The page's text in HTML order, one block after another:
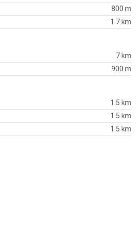
800 m
1.7 km
7 km
900 m
1.5 km
1.5 km
1.5 km